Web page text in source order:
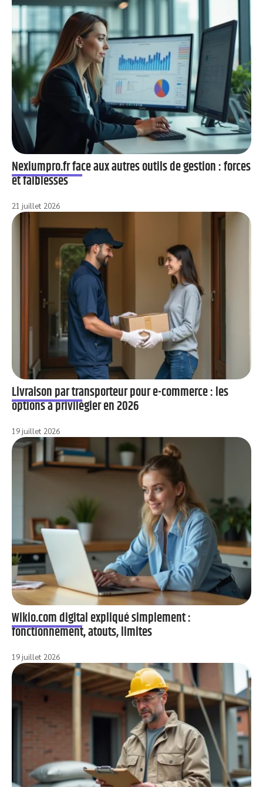
Nexiumpro.fr face aux autres outils de gestion : forces
et faiblesses
21 juillet 2026
Livraison par transporteur pour e-commerce : les
options à privilégier en 2026
19 juillet 2026
Wikio.com digital expliqué simplement :
fonctionnement, atouts, limites
19 juillet 2026